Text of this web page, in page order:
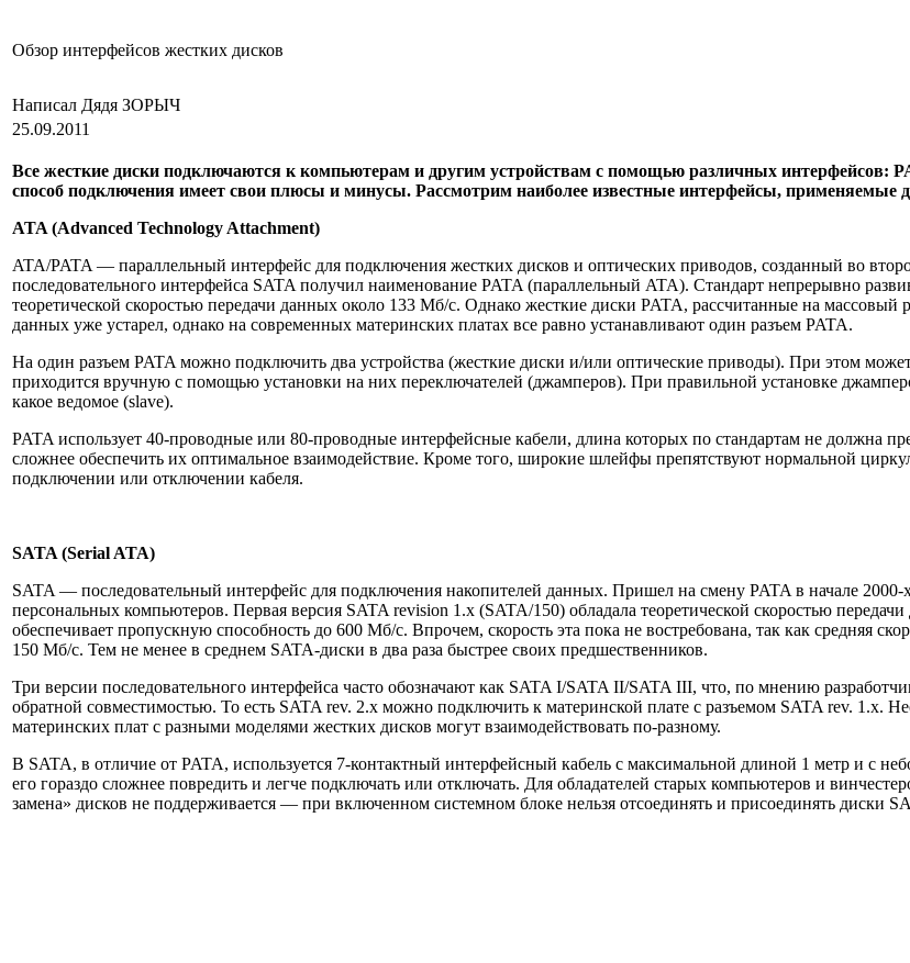
Обзор интерфейсов жестких дисков
Написал Дядя ЗОРЫЧ
25.09.2011
Все жесткие диски подключаются к компьютерам и другим устройствам с помощью различных интерфейсов:
способ подключения имеет свои плюсы и минусы. Рассмотрим наиболее известные интерфейсы,
ATA (Advanced Technology Attachment)
ATA/PATA — параллельный интерфейс для подключения жестких дисков и оптических приводов, созданный во
последовательного интерфейса SATA получил наименование PATA (параллельный ATA). Стандарт непрерывно
теоретической скоростью передачи данных около 133 Мб/с. Однако жесткие диски PATA, рассчитанные на
данных уже устарел, однако на современных материнских платах все равно устанавливают один разъем PATA.
На один разъем PATA можно подключить два устройства (жесткие диски и/или оптические приводы). При этом
приходится вручную с помощью установки на них переключателей (джамперов). При правильной установке
какое ведомое (slave).
PATA использует 40-проводные или 80-проводные интерфейсные кабели, длина которых по стандартам не должна
сложнее обеспечить их оптимальное взаимодействие. Кроме того, широкие шлейфы препятствуют нормальной
подключении или отключении кабеля.
SATA (Serial ATA)
SATA — последовательный интерфейс для подключения накопителей данных. Пришел на смену PATA в начале 2000-
персональных компьютеров. Первая версия SATA revision 1.x (SATA/150) обладала теоретической скоростью
обеспечивает пропускную способность до 600 Мб/с. Впрочем, скорость эта пока не востребована, так как средняя
150 Мб/с. Тем не менее в среднем SATA-диски в два раза быстрее своих предшественников.
Три версии последовательного интерфейса часто обозначают как SATA I/SATA II/SATA III, что, по мнению
обратной совместимостью. То есть SATA rev. 2.x можно подключить к материнской плате с разъемом SATA rev. 1.x.
материнских плат с разными моделями жестких дисков могут взаимодействовать по-разному.
В SATA, в отличие от PATA, используется 7-контактный интерфейсный кабель с максимальной длиной 1 метр и с
его гораздо сложнее повредить и легче подключать или отключать. Для обладателей старых компьютеров и
замена» дисков не поддерживается — при включенном системном блоке нельзя отсоединять и присоединять диски